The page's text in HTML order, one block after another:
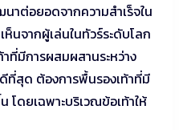
ต่อยอดจากความสำเร็จใน
นจากผู้เล่นในทัวร์ระดับโลก
ที่มีการผสมผสานระหว่าง
ที่สุด ต้องการพื้นรองเท้าที่มี
โดยเฉพาะบริเวณข้อเท้าให้